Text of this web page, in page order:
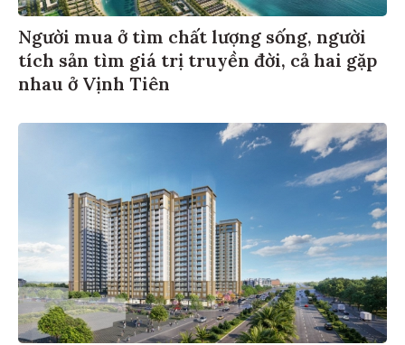
Người mua ở tìm chất lượng sống, người
tích sản tìm giá trị truyền đời, cả hai gặp
nhau ở Vịnh Tiên